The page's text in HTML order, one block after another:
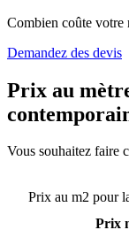
Combien coûte votre
Demandez des devis
Prix au
Vous souhaitez faire
Prix au m2 pour
Prix